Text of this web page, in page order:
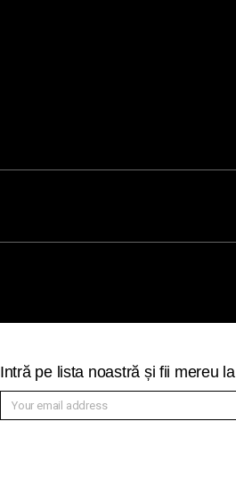
Intră pe lista noastră și fii mereu